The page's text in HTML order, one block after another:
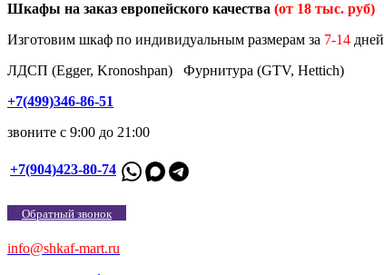
Шкафы на заказ европейского качества (от 18 тыс. руб)
Изготовим шкаф по индивидуальным размерам за 7-14 дней
ЛДСП (Egger, Kronoshpan) Фурнитура (GTV, Hettich)
+7(499)346-86-51
звоните с 9:00 до 21:00
+7(904)423-80-74
Обратный звонок
info@shkaf-mart.ru